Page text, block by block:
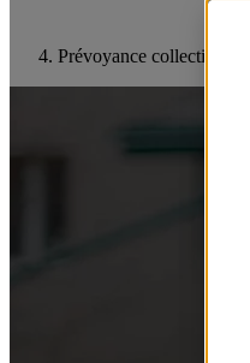
Prévoyance collective